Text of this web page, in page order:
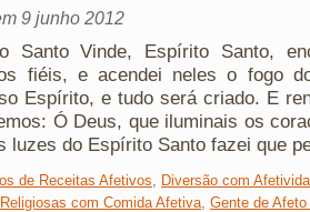
9 junho 2012
Santo Vinde, Espírito Santo,
fiéis, e acendei neles o fogo
Espírito, e tudo será criado. E
Ó Deus, que iluminais os
luzes do Espírito Santo fazei que
de Receitas Afetivos
Diversão com
com Comida Afetiva, Gente de Afeto